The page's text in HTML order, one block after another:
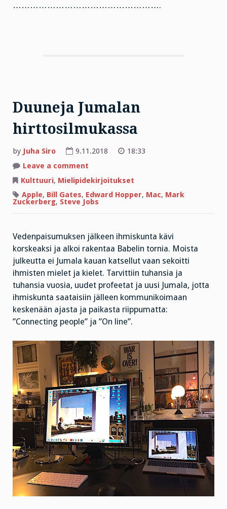
…………………………………………….
Duuneja Jumalan
hirttosilmukassa
by Juha Siro 9.11.2018
18:33
Leave a comment
Jumalan
hirttosilmukassa
Kulttuuri, Mielipidekirjoitukset
Apple, Bill Gates, Edward Hopper, Mac, Mark
Zuckerberg, Steve Jobs
Vedenpaisumuksen jälkeen ihmiskunta kävi
korskeaksi ja alkoi rakentaa Babelin tornia. Moista
julkeutta ei Jumala kauan katsellut vaan sekoitti
ihmisten mielet ja kielet. Tarvittiin tuhansia ja
tuhansia vuosia, uudet profeetat ja uusi Jumala, jotta
ihmiskunta saataisiin jälleen kommunikoimaan
keskenään ajasta ja paikasta riippumatta:
”Connecting people” ja ”On line”.